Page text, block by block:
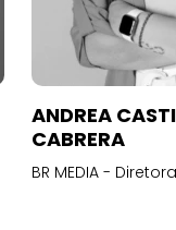
ANDREA
CABRERA
BR MEDIA -